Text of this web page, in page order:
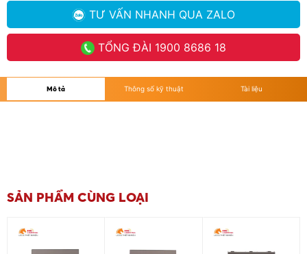
TƯ VẤN NHANH QUA ZALO
TỔNG ĐÀI 1900 8686 18
Mô tả Thông số kỹ thuật Tài liệu
SẢN PHẨM CÙNG LOẠI